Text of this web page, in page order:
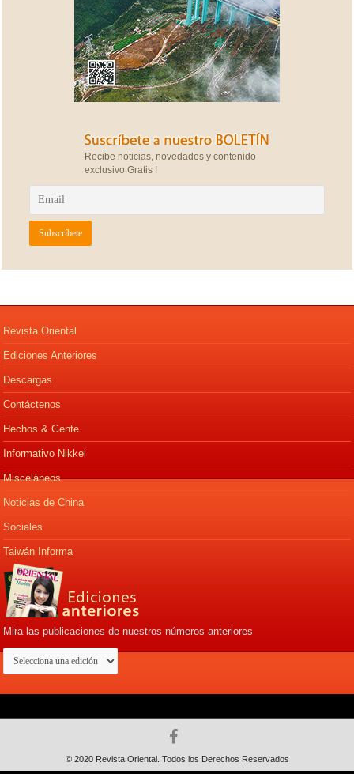
Recibe noticias, novedades y contenido
exclusivo Gratis !
Revista Oriental
Ediciones Anteriores
Descargas
Contáctenos
Hechos & Gente
Informativo Nikkei
Misceláneos
Noticias de China
Sociales
Taiwán Informa
Mira las publicaciones de nuestros números anteriores
© 2020 Revista Oriental. Todos los Derechos Reservados